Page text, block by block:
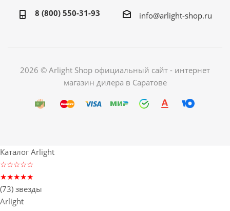
8 (800) 550-31-93 info@arlight-shop.ru
2026 © Arlight Shop официальный сайт - интернет
магазин дилера в Саратове
Каталог Arlight
☆☆☆☆☆
★★★★★
(73) звезды
Arlight